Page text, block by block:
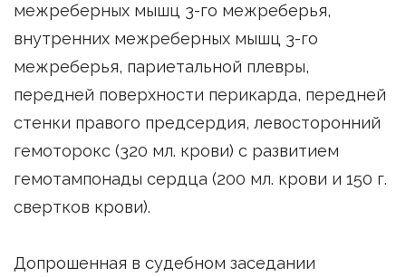
межреберных мышц 3-го межреберья,
внутренних межреберных мышц 3-го
межреберья, париетальной плевры,
передней поверхности перикарда, передней
стенки правого предсердия, левосторонний
гемоторокс (320 мл. крови) с развитием
гемотампонады сердца (200 мл. крови и 150 г.
свертков крови).
Допрошенная в судебном заседании